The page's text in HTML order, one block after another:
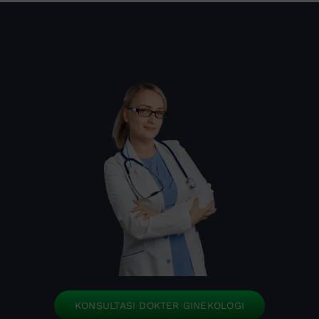
KONSULTASI DOKTER GINEKOLOGI